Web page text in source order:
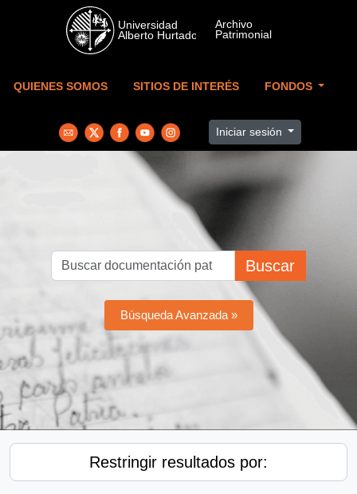
Skip to main content
QUIENES SOMOS SITIOS DE INTERÉS FONDOS
Iniciar sesión
Buscar
Búsqueda Avanzada »
Restringir resultados por: